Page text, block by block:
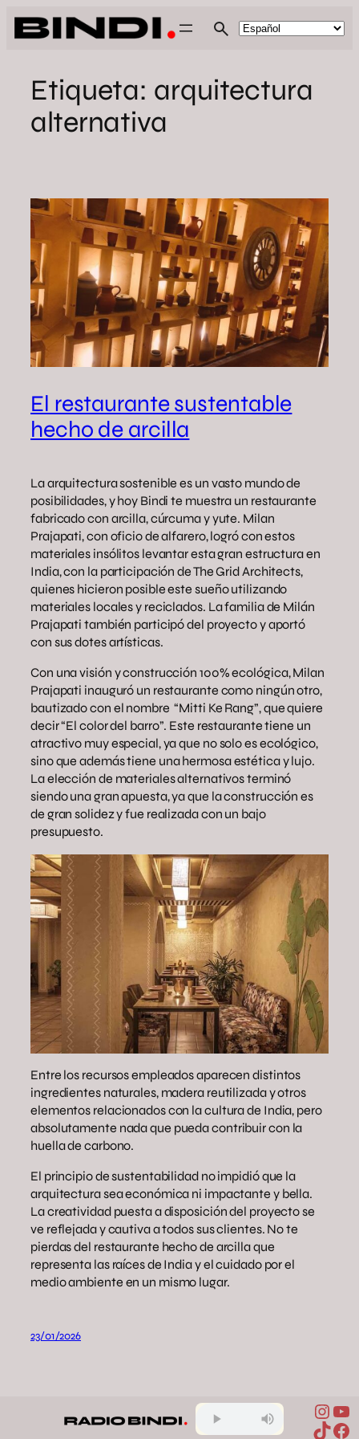
Saltar
al
Etiqueta: arquitectura
alternativa
El restaurante sustentable
hecho de arcilla
La arquitectura sostenible es un vasto mundo de
posibilidades, y hoy Bindi te muestra un restaurante
fabricado con arcilla, cúrcuma y yute. Milan
Prajapati, con oficio de alfarero, logró con estos
materiales insólitos levantar esta gran estructura en
India, con la participación de The Grid Architects,
quienes hicieron posible este sueño utilizando
materiales locales y reciclados. La familia de Milán
Prajapati también participó del proyecto y aportó
con sus dotes artísticas.
Con una visión y construcción 100% ecológica, Milan
Prajapati inauguró un restaurante como ningún otro,
bautizado con el nombre “Mitti Ke Rang”, que quiere
decir “El color del barro”. Este restaurante tiene un
atractivo muy especial, ya que no solo es ecológico,
sino que además tiene una hermosa estética y lujo.
La elección de materiales alternativos terminó
siendo una gran apuesta, ya que la construcción es
de gran solidez y fue realizada con un bajo
presupuesto.
Entre los recursos empleados aparecen distintos
ingredientes naturales, madera reutilizada y otros
elementos relacionados con la cultura de India, pero
absolutamente nada que pueda contribuir con la
huella de carbono.
El principio de sustentabilidad no impidió que la
arquitectura sea económica ni impactante y bella.
La creatividad puesta a disposición del proyecto se
ve reflejada y cautiva a todos sus clientes. No te
pierdas del restaurante hecho de arcilla que
representa las raíces de India y el cuidado por el
medio ambiente en un mismo lugar.
23/01/2026